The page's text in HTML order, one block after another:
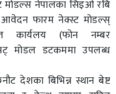
नेपालका सिइओ रबि
फारम नेक्स्ट मोडल्स्
कार्यलय (फोन नम्बर
मोडल डटकममा उपलब्ध
देशका बिभिन्न स्थान बेष्ट